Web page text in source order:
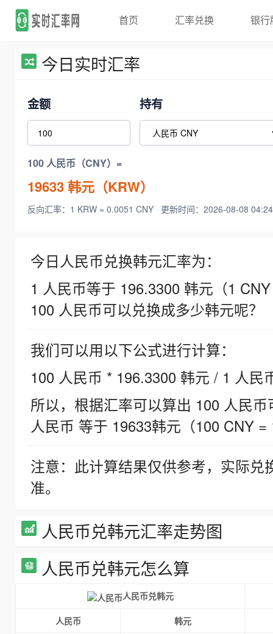
首页 汇率兑换 银行
今日实时汇率
金额 持有
100 人民币（CNY）=
19633韩元（KRW）
反向汇率：1 KRW = 0.0051 CNY 更新时间：2026-08-08
今日人民币兑换韩元汇率为：
1 人民币等于 196.3300 韩元（1
100 人民币可以兑换成多少韩元呢？
我们可以用以下公式进行计算：
100 人民币 * 196.3300 韩元 / 1 人民
所以，根据汇率可以算出 100 人民
人民币 等于 19633韩元（100 CNY =
注意：此计算结果仅供参考，实际
准。
人民币兑韩元汇率走势图
人民币兑韩元怎么算
人民币兑韩元
人民币
韩元